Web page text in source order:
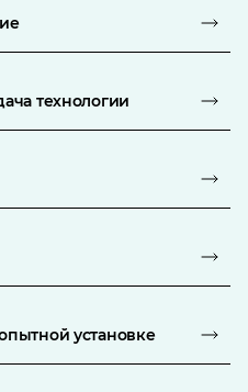
технологии
установке